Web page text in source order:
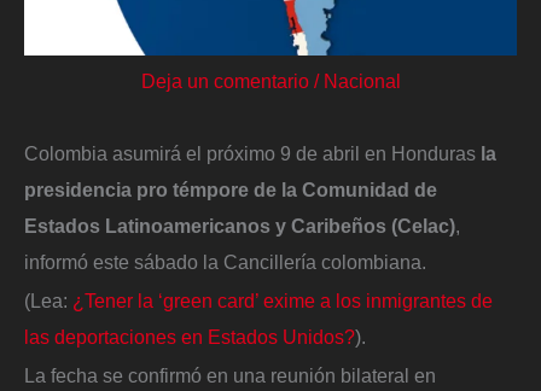
Deja un comentario / Nacional
Colombia asumirá el próximo 9 de abril en Honduras la
presidencia pro témpore de la Comunidad de
Estados Latinoamericanos y Caribeños (Celac),
informó este sábado la Cancillería colombiana.
(Lea: ¿Tener la ‘green card’ exime a los inmigrantes de
las deportaciones en Estados Unidos?).
La fecha se confirmó en una reunión bilateral en